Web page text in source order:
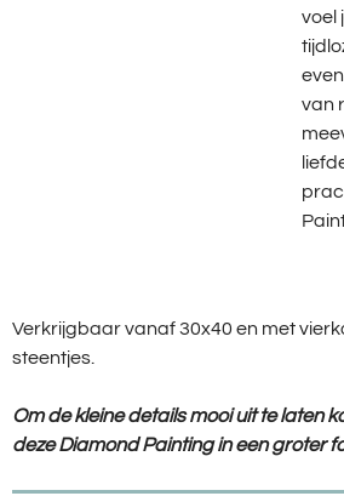
voel
van
Verkrijgbaar vanaf 30x40 en met
steentjes.
Om de kleine details mooi uit te laten
deze Diamond Painting in een groter